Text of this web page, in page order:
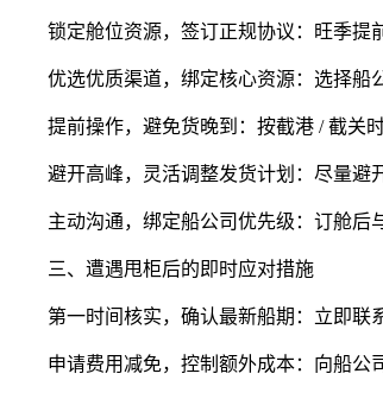
锁定舱位资源，签订正规协议：旺季提前
优选优质渠道，绑定核心资源：选择船公
提前操作，避免货晚到：按截港 / 截关时
避开高峰，灵活调整发货计划：尽量避开
主动沟通，绑定船公司优先级：订舱后与
三、遭遇甩柜后的即时应对措施
第一时间核实，确认最新船期：立即联系
申请费用减免，控制额外成本：向船公司